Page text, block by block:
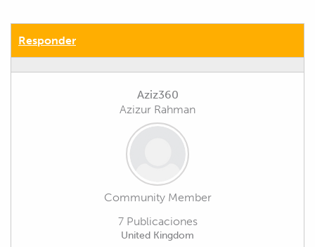
Responder
Aziz360
Azizur Rahman
Community Member
7 Publicaciones
United Kingdom